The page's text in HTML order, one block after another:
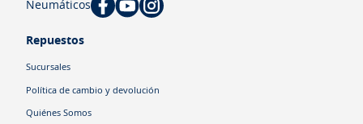
Neumáticos
Repuestos
Sucursales
Política de cambio y devolución
Quiénes Somos